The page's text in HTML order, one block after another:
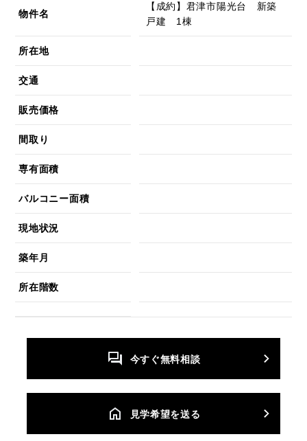
物件名
【成約】君津市陽光台 新築
戸建 1棟
所在地
交通
販売価格
間取り
専有面積
バルコニー面積
現地状況
築年月
所在階数
今すぐ無料相談
⾒学希望を送る